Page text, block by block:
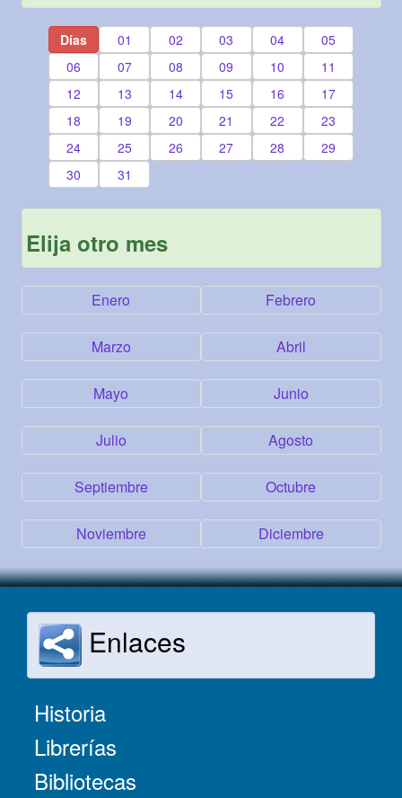
Días 01 02 03 04
05
06
07 08 09 10
11
12
13 14 15 16
17
18
19 20 21 22
23
24
25 26 27 28
29
30
31
Elija otro mes
Enero Febrero
Marzo Abril
Mayo Junio
Julio Agosto
Septiembre Octubre
Noviembre Diciembre
Enlaces
Historia
Librerías
Bibliotecas